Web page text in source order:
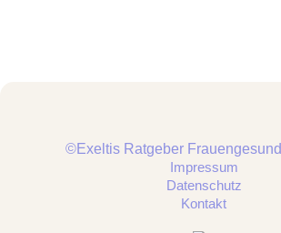
©Exeltis Ratgeber
Impressum
Datenschutz
Kontakt